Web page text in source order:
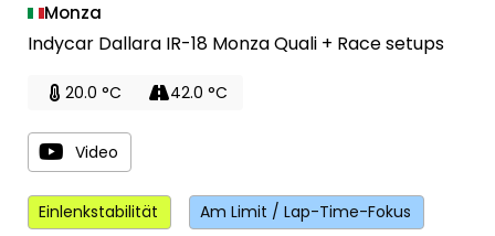
Monza
Indycar Dallara IR-18 Monza Quali + Race setups
20.0 °C 42.0 °C
Video
Einlenkstabilität Am Limit / Lap-Time-Fokus